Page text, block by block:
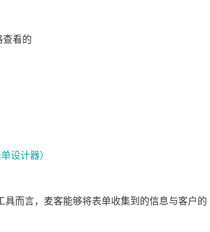
查看的
具而言，麦客能够将表单收集到的信息与客户的